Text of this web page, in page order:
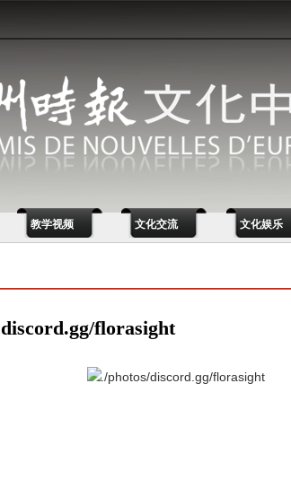
教学视频 文化交流 文化娱乐
discord.gg/florasight